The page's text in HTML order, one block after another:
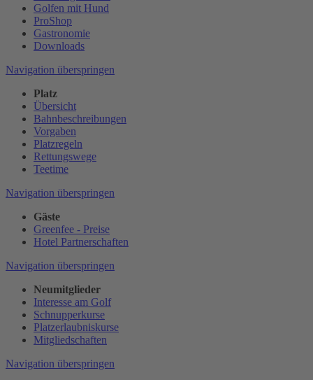
Golfen mit Hund
ProShop
Gastronomie
Downloads
Navigation überspringen
Platz
Übersicht
Bahnbeschreibungen
Vorgaben
Platzregeln
Rettungswege
Teetime
Navigation überspringen
Gäste
Greenfee - Preise
Hotel Partnerschaften
Navigation überspringen
Neumitglieder
Interesse am Golf
Schnupperkurse
Platzerlaubniskurse
Mitgliedschaften
Navigation überspringen